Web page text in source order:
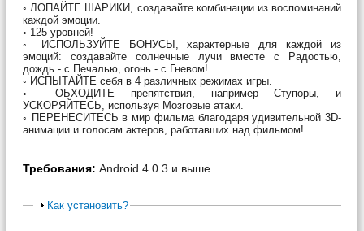
◦ ЛОПАЙТЕ ШАРИКИ, создавайте комбинации из воспоминаний
каждой эмоции.
◦ 125 уровней!
◦ ИСПОЛЬЗУЙТЕ БОНУСЫ, характерные для каждой из
эмоций: создавайте солнечные лучи вместе с Радостью,
дождь - с Печалью, огонь - с Гневом!
◦ ИСПЫТАЙТЕ себя в 4 различных режимах игры.
◦ ОБХОДИТЕ препятствия, например Ступоры, и
УСКОРЯЙТЕСЬ, используя Мозговые атаки.
◦ ПЕРЕНЕСИТЕСЬ в мир фильма благодаря удивительной 3D-
анимации и голосам актеров, работавших над фильмом!
Требования: Android 4.0.3 и выше
Как установить?